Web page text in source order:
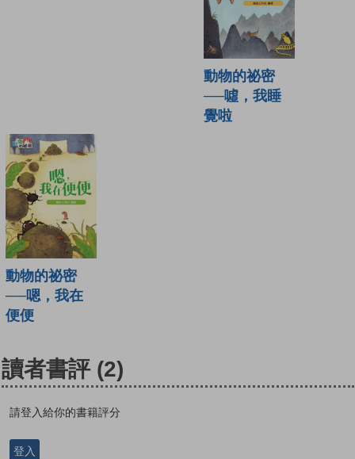
動物的祕密
──噓，我睡
覺啦
動物的祕密
──嗯，我在
便便
讀者書評 (2)
請登入給你的書籍評分
登入